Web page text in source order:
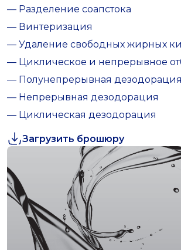
— Разделение соапстока
— Винтеризация
— Удаление свободных жирных
— Циклическое и непрерывное
— Полунепрерывная дезодорация
— Непрерывная дезодорация
— Циклическая дезодорация
Загрузить брошюру